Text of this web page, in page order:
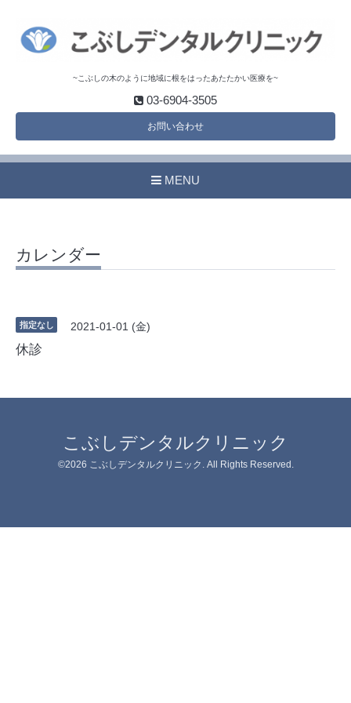
~こぶしの木のように地域に根をはったあたたかい医療を~
03-6904-3505
お問い合わせ
MENU
カレンダー
指定なし 2021-01-01 (金)
休診
こぶしデンタルクリニック
©2026 こぶしデンタルクリニック . All Rights Reserved.